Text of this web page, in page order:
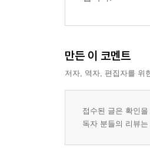
만든 이 코멘트
저자, 역자, 편집자를 위
접수된 글은 확인
독자 분들의 리뷰